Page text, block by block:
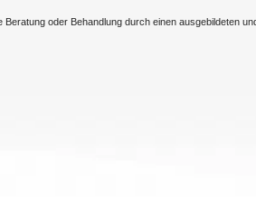
oder Behandlung durch einen ausgebildeten